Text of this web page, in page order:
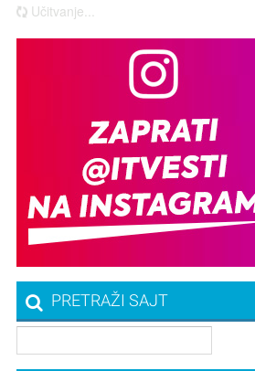
Učitvanje...
PRETRAŽI SAJT